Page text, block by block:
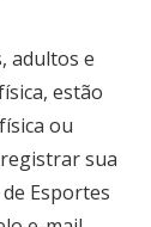
adultos e
estão
ou
sua
Esportes